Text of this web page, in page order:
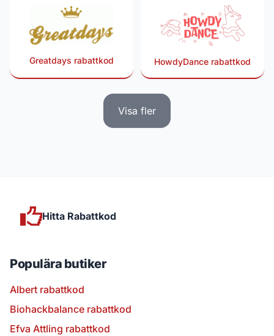
Greatdays rabattkod HowdyDance rabattkod
Visa fler
Hitta Rabattkod
Populära butiker
Albert rabattkod
Biohackbalance rabattkod
Efva Attling rabattkod